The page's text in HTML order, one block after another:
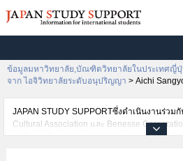
ข้อมูลมหาวิทยาลัย,บัณฑิตวิทยาลัยในประเทศญี่ปุ่
จาก ไอจิวิทยาลัยระดับอนุปริญญา > Aichi
JAPAN STUDY SUPPORTซึ่งดำเนินงานร่วม
Cultural Association และ Benesse
ระดับมหาวิทยาลัย・บัณฑิตวิทยาลัย・วิทยาลั